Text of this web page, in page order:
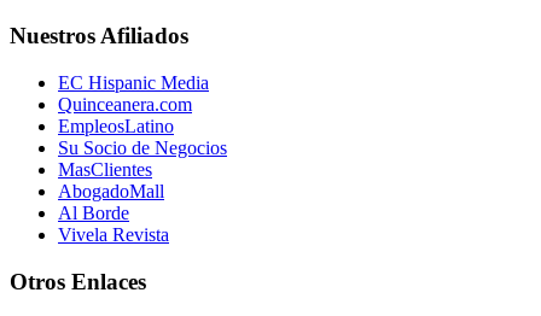
Nuestros Afiliados
EC Hispanic Media
Quinceanera.com
EmpleosLatino
Su Socio de Negocios
MasClientes
AbogadoMall
Al Borde
Vivela Revista
Otros Enlaces